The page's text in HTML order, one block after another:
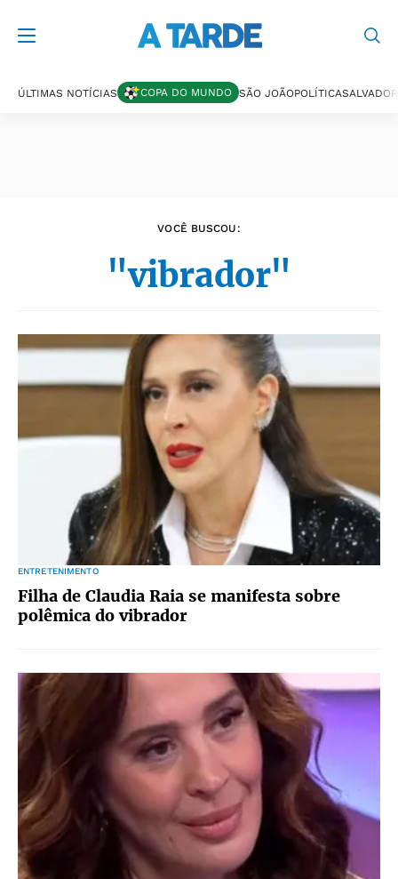
ÚLTIMAS NOTÍCIAS COPA DO MUNDO SÃO JOÃOPOLÍTICASALVADOR
VOCÊ BUSCOU:
"vibrador"
ENTRETENIMENTO
Filha de Claudia Raia se manifesta sobre
polêmica do vibrador